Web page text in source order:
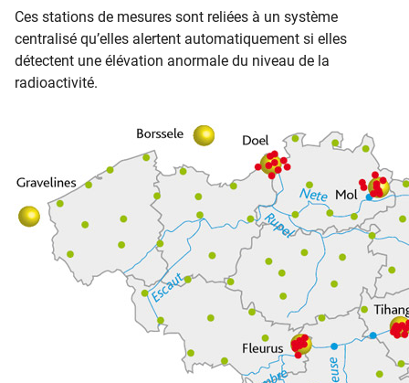
Ces stations de mesures sont reliées à un système
centralisé qu’elles alertent automatiquement si elles
détectent une élévation anormale du niveau de la
radioactivité.